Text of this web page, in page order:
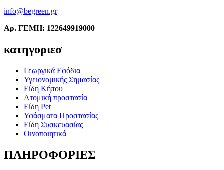
info@begreen.gr
Αρ. ΓΕΜΗ: 122649919000
κατηγοριεσ
Γεωργικά Εφόδια
Υγειονομικής Σημασίας
Είδη Κήπου
Ατομική προστασία
Είδη Pet
Υφάσματα Προστασίας
Είδη Συσκευασίας
Οινοποιητικά
ΠΛΗΡΟΦΟΡΙΕΣ